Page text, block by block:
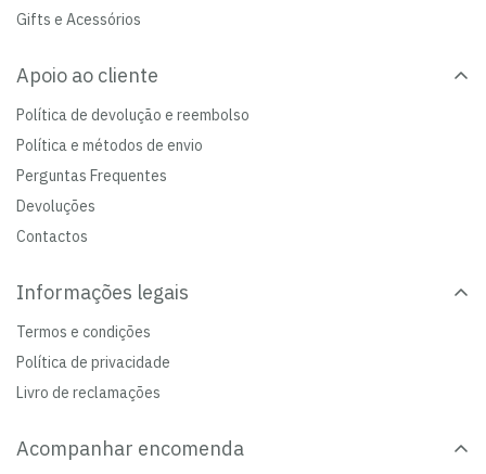
Gifts e Acessórios
Apoio ao cliente
Política de devolução e reembolso
Política e métodos de envio
Perguntas Frequentes
Devoluções
Contactos
Informações legais
Termos e condições
Política de privacidade
Livro de reclamações
Acompanhar encomenda